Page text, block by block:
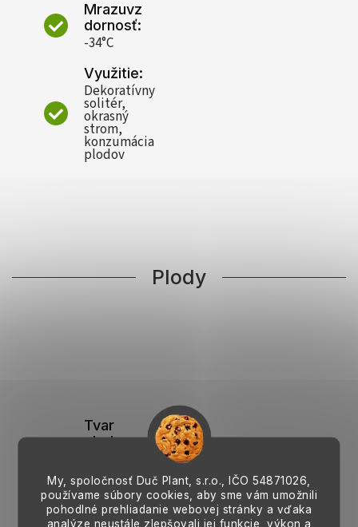
My, spoločnosť Duč Plant, s.r.o., IČO 54871026,
používame súbory cookies, aby sme vám umožnili
pohodlné prehliadanie webovej stránky a vďaka
analýze neustále zlepšovali jej funkcie, výkon a
Mrazuvz
dornosť:
-34°C
Využitie:
Dekoratívny
solitér,
okrasný
strom,
konzumácia
plodov
Plody
Tvar
plodu:
dĺžkou 1
až 2.5 cm)
Zber: